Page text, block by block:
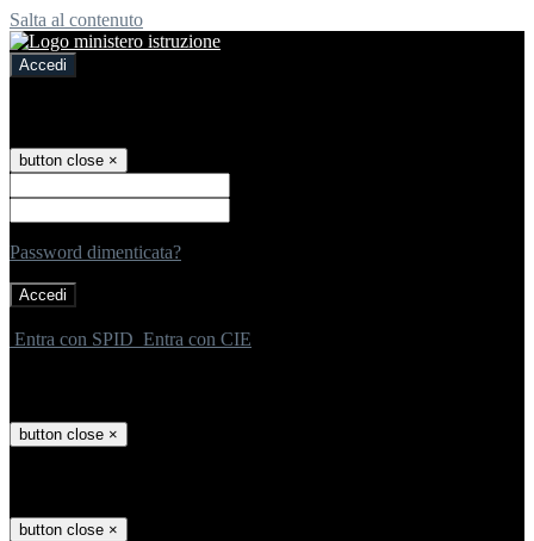
Salta al contenuto
Accedi
button close ×
Password dimenticata?
Entra con SPID Entra con CIE
button close ×
button close ×